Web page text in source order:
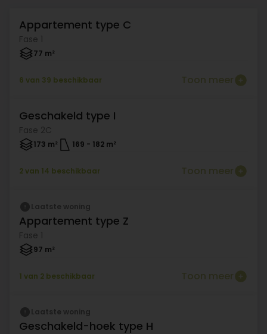
Beschikbaar
Appartement type C
Fase 1
77 m²
6 van 39 beschikbaar Toon meer
Beschikbaar
Geschakeld type I
Fase 2C
173 m² 169 - 182 m²
2 van 14 beschikbaar Toon meer
Beschikbaar
Laatste woning
Appartement type Z
Fase 1
97 m²
1 van 2 beschikbaar Toon meer
Beschikbaar
Laatste woning
Geschakeld-hoek type H